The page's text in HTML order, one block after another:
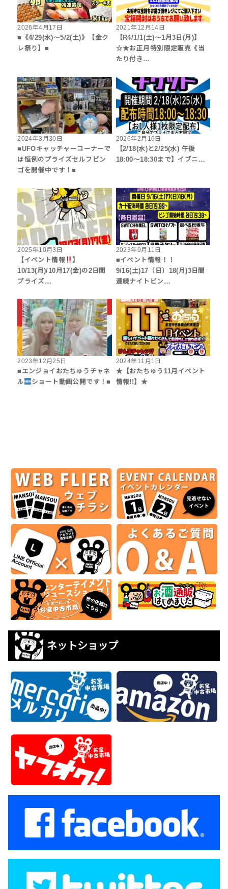
2026年4月17日
■《4/29(水)～5/2(土)》【金ク
レ祭り】■
2021年12月14日
【R4/1/1(土)～1月3日(月)】
☆★お正月特別限定販売《当
たり付き…
2024年3月30日
■UFOキャッチャーコーナーで
は恒例のプライズセルフビン
ゴを開催中です！■
2026年2月16日
【2/18(水)と2/25(水) 午後
18:00～18:30まで】イブニ…
2025年10月3日
【イベント情報
】
10/13(月)/10月17(金)の2日間
プライズ…
2023年9月11日
■イベント情報！！
9/16(土)17（日）18(月)3日間
連続ナイトビン…
2023年12月25日
■エンジョイおたちゅうチャネ
ル
ショート動画公開です！■
2024年11月1日
★【おたちゅう11月イベント
情報!!】★
ネットショップ